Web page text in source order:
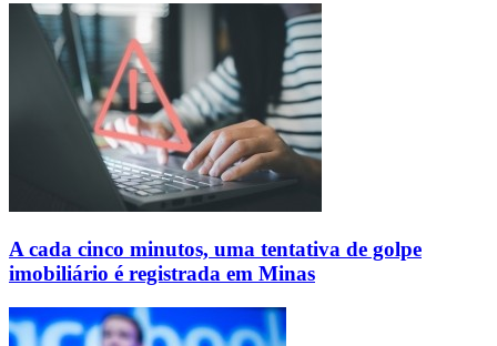
A cada cinco minutos, uma tentativa de golpe
imobiliário é registrada em Minas